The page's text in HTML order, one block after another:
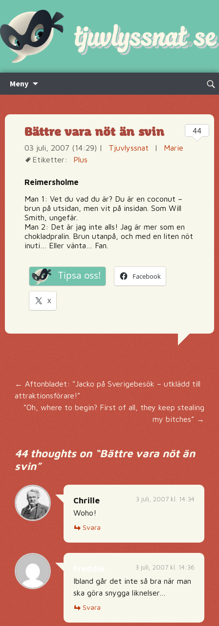
Meny
innehåll
Sök
Bättre vara nöt än svin
03 juli, 2007 (14:29) | Tjuvlyssnat |
Marie
Etiketter:
Plus
Reimersholme
Man 1: Vet du vad du är? Du är en coconut –
brun på utsidan, men vit på insidan. Som Will
Smith, ungefär.
Man 2: Det är jag inte alls! Jag är mer som en
chokladpralin. Brun utanpå, och med en liten nöt
inuti… Eller vänta… Fan.
Tipsa oss! Facebook
X
44
Inläggsnavigering
←Aftonbladet: ”Jacko på Sverigebesök – utklädd till
attraktionsförare!”
”Oh, where to begin? First of all, they keep stealing
my bitches”→
44 thoughts on “Bättre vara nöt än
svin”
3 juli, 2007 kl. 14:34
Chrille
Woho!
Svara
3 juli, 2007 kl. 14:36
Ibland går det inte så bra när man
ska göra snygga liknelser…
Svara